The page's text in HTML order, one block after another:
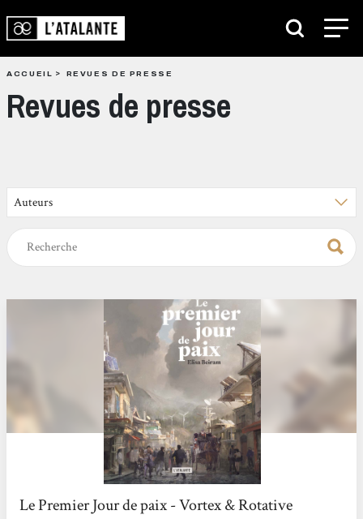
ACCUEIL REVUES DE PRESSE
Revues de presse
Le Premier Jour de paix - Vortex & Rotative